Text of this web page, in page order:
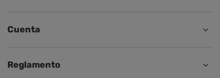
Cuenta
Reglamento